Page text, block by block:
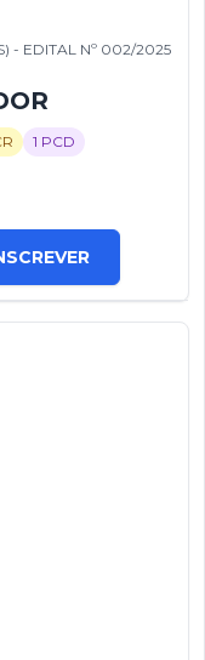
- EDITAL Nº 002/2025
1 PCD